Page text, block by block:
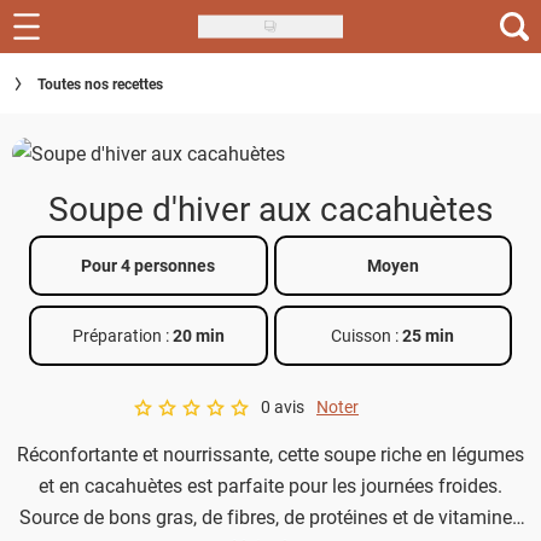
Skip
to
main
Recettes
Inspirations
Menu de la semaine
Actus
Téléchargez l'app Saveurs Recettes
Guide d'achat
Toutes nos recettes
Soupe d'hiver aux cacahuètes
Pour 4 personnes Moyen
Préparation :20 min Cuisson :25 min
A star rating of 0 out of 5.
0 avis Noter
Réconfortante et nourrissante, cette soupe riche en légumes
et en cacahuètes est parfaite pour les journées froides.
Source de bons gras, de fibres, de protéines et de vitamines